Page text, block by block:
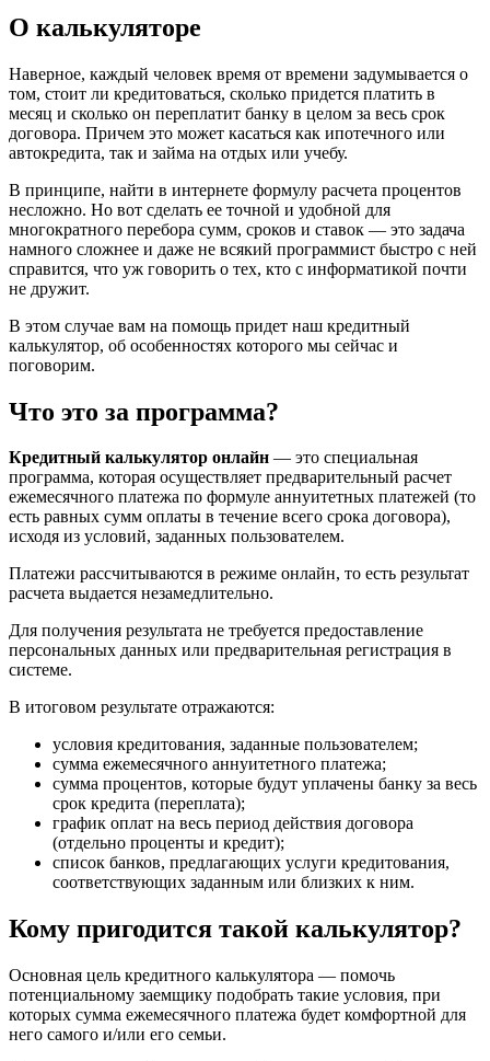
О калькуляторе
Наверное, каждый человек время от времени задумывается о
том, стоит ли кредитоваться, сколько придется платить в
месяц и сколько он переплатит банку в целом за весь срок
договора. Причем это может касаться как ипотечного или
автокредита, так и займа на отдых или учебу.
В принципе, найти в интернете формулу расчета процентов
несложно. Но вот сделать ее точной и удобной для
многократного перебора сумм, сроков и ставок — это задача
намного сложнее и даже не всякий программист быстро с ней
справится, что уж говорить о тех, кто с информатикой почти
не дружит.
В этом случае вам на помощь придет наш кредитный
калькулятор, об особенностях которого мы сейчас и
поговорим.
Что это за программа?
Кредитный калькулятор онлайн — это специальная
программа, которая осуществляет предварительный расчет
ежемесячного платежа по формуле аннуитетных платежей (то
есть равных сумм оплаты в течение всего срока договора),
исходя из условий, заданных пользователем.
Платежи рассчитываются в режиме онлайн, то есть результат
расчета выдается незамедлительно.
Для получения результата не требуется предоставление
персональных данных или предварительная регистрация в
системе.
В итоговом результате отражаются:
условия кредитования, заданные пользователем;
сумма ежемесячного аннуитетного платежа;
сумма процентов, которые будут уплачены банку за весь
срок кредита (переплата);
график оплат на весь период действия договора
(отдельно проценты и кредит);
список банков, предлагающих услуги кредитования,
соответствующих заданным или близких к ним.
Кому пригодится такой калькулятор?
Основная цель кредитного калькулятора — помочь
потенциальному заемщику подобрать такие условия, при
которых сумма ежемесячного платежа будет комфортной для
него самого и/или его семьи.